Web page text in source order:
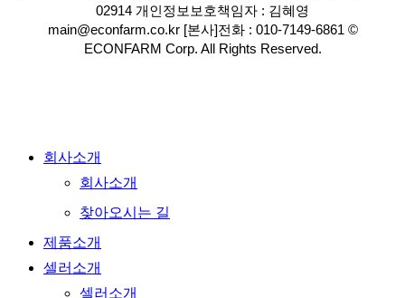
02914 개인정보보호책임자 : 김혜영
main@econfarm.co.kr [본사]전화 : 010-7149-6861 ©
ECONFARM Corp. All Rights Reserved.
Close 회사소개
회사소개
찾아오시는 길
제품소개
셀러소개
셀러소개